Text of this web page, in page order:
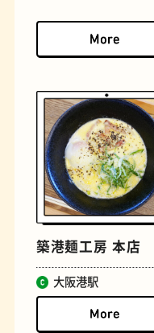
定食
築港麺工房 本店
大阪港駅